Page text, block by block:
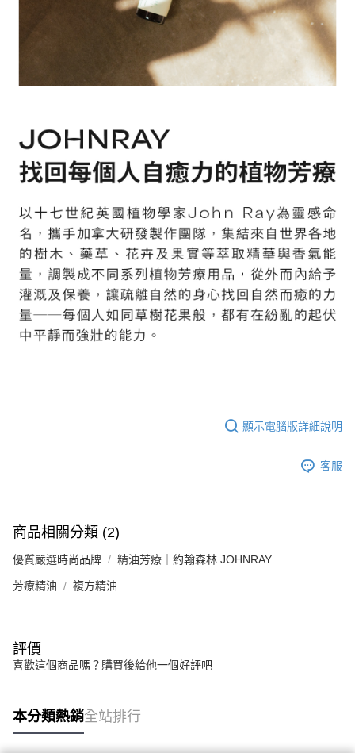
顯示電腦版詳細說明
客服
商品相關分類 (2)
優質嚴選時尚品牌 精油芳療｜約翰森林 JOHNRAY
芳療精油 複方精油
評價
喜歡這個商品嗎？購買後給他一個好評吧
本分類熱銷全站排行